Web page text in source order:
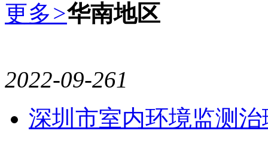
更多>华南地区
2022-09-261
深圳市室内环境监测